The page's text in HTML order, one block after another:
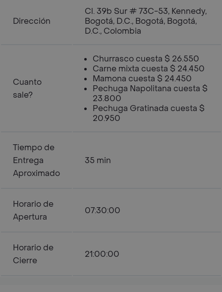
Dirección
Cl. 39b Sur # 73C-53, Kennedy,
Bogotá, D.C., Bogotá, Bogotá,
D.C., Colombia
Cuanto
sale?
Churrasco cuesta $ 26.550
Carne mixta cuesta $ 24.450
Mamona cuesta $ 24.450
Pechuga Napolitana cuesta $
23.800
Pechuga Gratinada cuesta $
20.950
Tiempo de
Entrega
Aproximado
35 min
Horario de
Apertura
07:30:00
Horario de
Cierre
21:00:00